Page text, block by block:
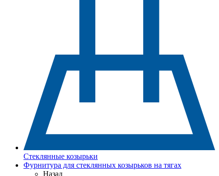
Стеклянные козырьки
Фурнитура для стеклянных козырьков на тягах
Назад